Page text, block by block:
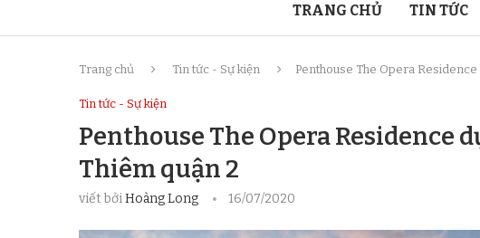
TRANG CHỦ TIN TỨC
Trang chủ Tin tức - Sự kiện Penthouse The Opera
Tin tức - Sự kiện
Penthouse The Opera Residence
Thiêm quận 2
viết bởiHoàng Long 16/07/2020